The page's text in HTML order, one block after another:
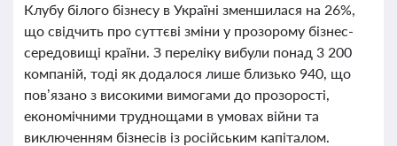
Клубу білого бізнесу в Україні зменшилася на 26%,
що свідчить про суттєві зміни у прозорому бізнес-
середовищі країни. З переліку вибули понад 3 200
компаній, тоді як додалося лише близько 940, що
пов’язано з високими вимогами до прозорості,
економічними труднощами в умовах війни та
виключенням бізнесів із російським капіталом.